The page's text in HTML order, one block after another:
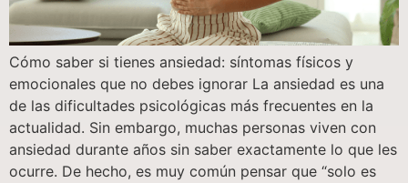
Cómo saber si tienes ansiedad: síntomas físicos y
emocionales que no debes ignorar La ansiedad es una
de las dificultades psicológicas más frecuentes en la
actualidad. Sin embargo, muchas personas viven con
ansiedad durante años sin saber exactamente lo que les
ocurre. De hecho, es muy común pensar que “solo es